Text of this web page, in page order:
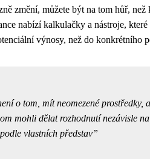
změní, můžete být na tom hůř,
nabízí kalkulačky a nástroje,
výnosy, než do konkrétního
o tom, mít neomezené prostředky,
mohli dělat rozhodnutí nezávisle
vlastních představ